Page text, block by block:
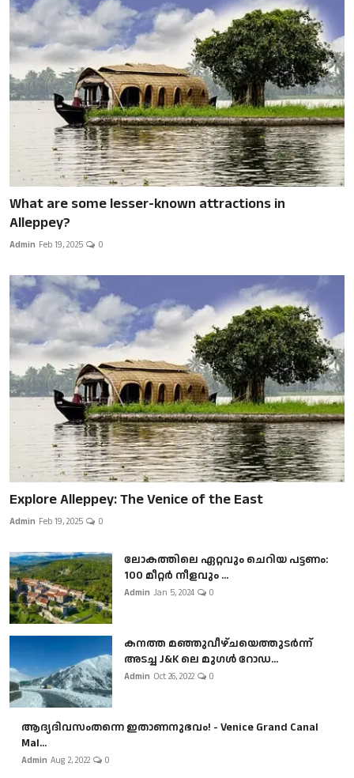
What are some lesser-known attractions in
Alleppey?
Admin Feb 19, 2025 0
Explore Alleppey: The Venice of the East
Admin Feb 19, 2025 0
ലോകത്തിലെ ഏറ്റവും ചെറിയ പട്ടണം:
100 മീറ്റർ നീളവും ...
Admin Jan 5, 2024 0
കനത്ത മഞ്ഞുവീഴ്ചയെത്തുടർന്ന്
അടച്ച J&K ലെ മുഗൾ റോഡ...
Admin Oct 26, 2022 0
ആദ്യദിവസംതന്നെ ഇതാണനുഭവം! - Venice Grand Canal
Mal...
Admin Aug 2, 2022 0